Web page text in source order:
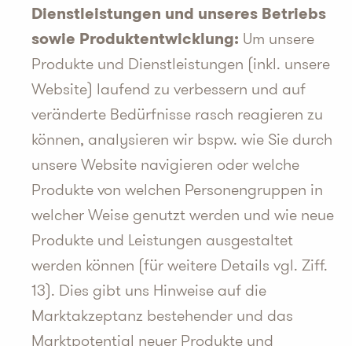
Dienstleistungen und unseres Betriebs
sowie Produktentwicklung: Um unsere
Produkte und Dienstleistungen (inkl. unsere
Website) laufend zu verbessern und auf
veränderte Bedürfnisse rasch reagieren zu
können, analysieren wir bspw. wie Sie durch
unsere Website navigieren oder welche
Produkte von welchen Personengruppen in
welcher Weise genutzt werden und wie neue
Produkte und Leistungen ausgestaltet
werden können (für weitere Details vgl. Ziff.
13). Dies gibt uns Hinweise auf die
Marktakzeptanz bestehender und das
Marktpotential neuer Produkte und